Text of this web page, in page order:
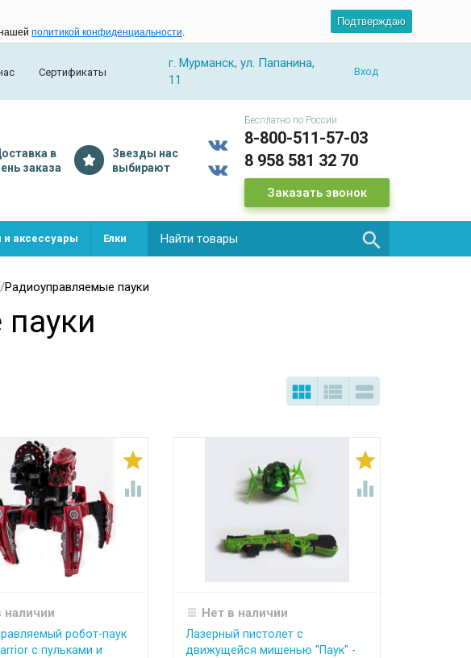
политикой конфиденциальности.
Подтверждаю
Сертификаты
г. Мурманск, ул. Папанина,
11
Вход
в
заказа
Звезды нас
выбирают
Бесплатно по России
8-800-511-57-03
8 958 581 32 70
Заказать звонок
и аксессуары Елки 
/Радиоуправляемые пауки
  


наличии
робот-паук
с пульками и


Нет в наличии
Лазерный пистолет с
движущейся мишенью "Паук" -